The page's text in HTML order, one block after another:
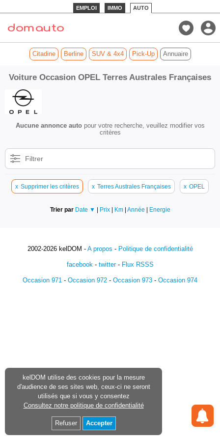
EMPLOI IMMO AUTO
Citadine Berline SUV & 4x4 Pick-Up Annuaire
Voiture Occasion OPEL Terres Australes Françaises
Aucune annonce autopour votre recherche, veuillez modifier vos
critères
Filtrer
x Supprimer les critères x Terres Australes Françaises x OPEL
Trier par Date ▼ | Prix | Km | Année | Energie
2002-2026 kelDOM - A propos - Politique de confidentialité
facebook- twitter- Flux RSSS
Occasion 971 - Occasion 972 - Occasion 973 - Occasion 974
kelDOM utilise des cookies pour la mesure
d'audience de ses sites web, ceux-ci ne seront
utilisés que si vous y consentez
Consultez notre politique de confidentialité
Refuser Accepter